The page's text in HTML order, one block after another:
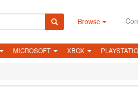
Browse
MICROSOFT XBOX